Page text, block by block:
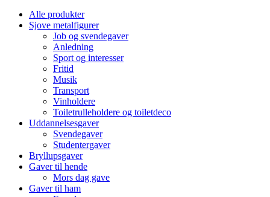
Alle produkter
Sjove metalfigurer
Job og svendegaver
Anledning
Sport og interesser
Fritid
Musik
Transport
Vinholdere
Toiletrulleholdere og toiletdeco
Uddannelsesgaver
Svendegaver
Studentergaver
Bryllupsgaver
Gaver til hende
Mors dag gave
Gaver til ham